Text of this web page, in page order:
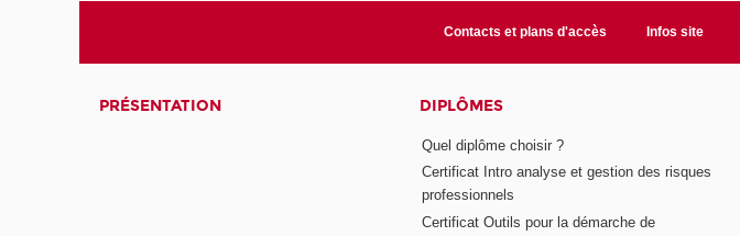
Contacts et plans d'accès Infos site
PRÉSENTATION DIPLÔMES
Quel diplôme choisir ?
Certificat Intro analyse et gestion des risques
professionnels
Certificat Outils pour la démarche de